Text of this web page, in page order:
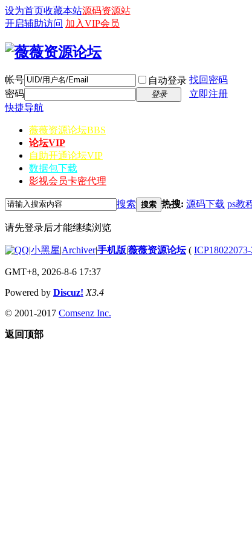
设为首页收藏本站源码资源站
开启辅助访问 加入VIP会员
帐号 自动登录 找回密码
密码
登录
立即注册
快捷导航
薇薇资源论坛BBS
论坛VIP
自助开通论坛VIP
数据包下载
影视会员卡密代理
搜索 搜索 热搜: 源码下载 ps教
请先登录后才能继续浏览
|小黑屋|Archiver|手机版|薇薇资源论坛( ICP18022073-
GMT+8, 2026-8-6 17:37
Powered by Discuz! X3.4
© 2001-2017 Comsenz Inc.
返回顶部